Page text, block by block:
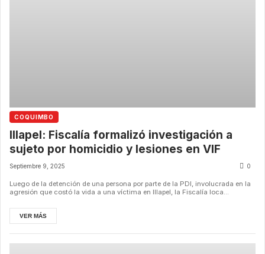
COQUIMBO
Illapel: Fiscalía formalizó investigación a
sujeto por homicidio y lesiones en VIF
Septiembre 9, 2025 0
Luego de la detención de una persona por parte de la PDI, involucrada en la
agresión que costó la vida a una víctima en Illapel, la Fiscalía loca...
VER MÁS